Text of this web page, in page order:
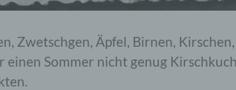
Zwetschgen, Äpfel, Birnen,
einen Sommer nicht genug
Veränderung, das Auslesen, das
andere Form der Bereitstellung, den
Verknüpfung, die Einschränkung, das
Vernichtung.